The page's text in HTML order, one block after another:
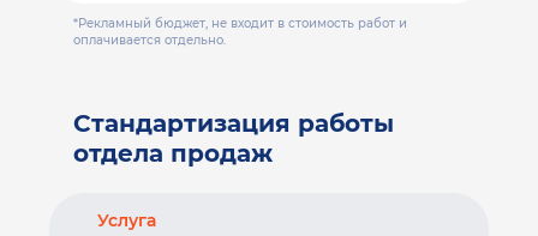
*Рекламный бюджет, не входит в стоимость работ и
оплачивается отдельно.
Стандартизация работы
отдела продаж
Услуга